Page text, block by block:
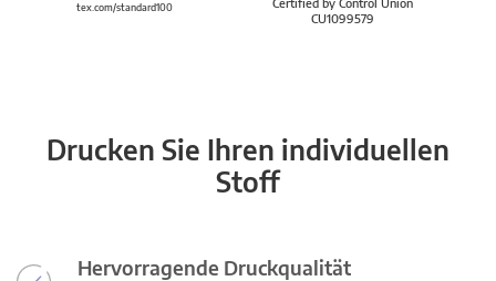
CU1099579
tex.com/standard100
Drucken Sie Ihren individuellen
Stoff
Hervorragende Druckqualität